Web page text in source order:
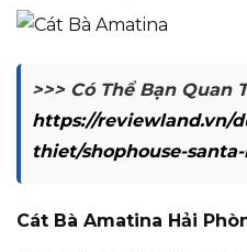
>>> Có Thể Bạn Quan
https://reviewland.vn/
thiet/shophouse-
Cát Bà Amatina Hải